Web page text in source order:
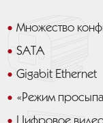
Множество
SATA
Gigabit Ethernet
«Режим